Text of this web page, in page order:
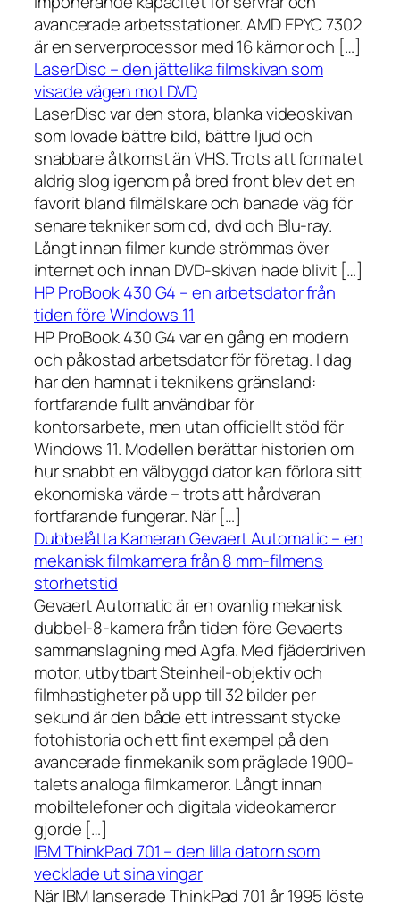
avancerade arbetsstationer. AMD EPYC 7302
är en serverprocessor med 16 kärnor och […]
LaserDisc – den jättelika filmskivan som
visade vägen mot DVD
LaserDisc var den stora, blanka videoskivan
som lovade bättre bild, bättre ljud och
snabbare åtkomst än VHS. Trots att formatet
aldrig slog igenom på bred front blev det en
favorit bland filmälskare och banade väg för
senare tekniker som cd, dvd och Blu-ray.
Långt innan filmer kunde strömmas över
internet och innan DVD-skivan hade blivit […]
HP ProBook 430 G4 – en arbetsdator från
tiden före Windows 11
HP ProBook 430 G4 var en gång en modern
och påkostad arbetsdator för företag. I dag
har den hamnat i teknikens gränsland:
fortfarande fullt användbar för
kontorsarbete, men utan officiellt stöd för
Windows 11. Modellen berättar historien om
hur snabbt en välbyggd dator kan förlora sitt
ekonomiska värde – trots att hårdvaran
fortfarande fungerar. När […]
Dubbelåtta Kameran Gevaert Automatic – en
mekanisk filmkamera från 8 mm-filmens
storhetstid
Gevaert Automatic är en ovanlig mekanisk
dubbel-8-kamera från tiden före Gevaerts
sammanslagning med Agfa. Med fjäderdriven
motor, utbytbart Steinheil-objektiv och
filmhastigheter på upp till 32 bilder per
sekund är den både ett intressant stycke
fotohistoria och ett fint exempel på den
avancerade finmekanik som präglade 1900-
talets analoga filmkameror. Långt innan
mobiltelefoner och digitala videokameror
gjorde […]
IBM ThinkPad 701 – den lilla datorn som
vecklade ut sina vingar
När IBM lanserade ThinkPad 701 år 1995 löste